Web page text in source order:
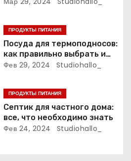
ПРОДУКТЫ ПИТАНИЯ
Посуда для термоподносов:
как правильно выбрать и
использовать
Фев 29, 2024 Studiohallo_
ПРОДУКТЫ ПИТАНИЯ
Септик для частного дома:
все, что необходимо знать
Фев 24, 2024 Studiohallo_